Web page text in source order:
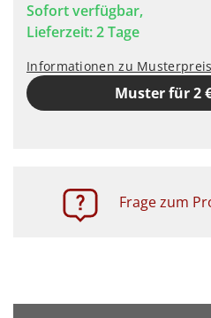
Sofort verfügbar,
Lieferzeit: 2 Tage
Informationen zu
Muster für 2
Frage zum